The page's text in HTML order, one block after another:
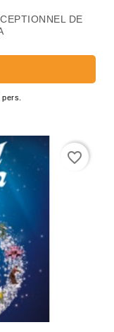
DE
favorite_border